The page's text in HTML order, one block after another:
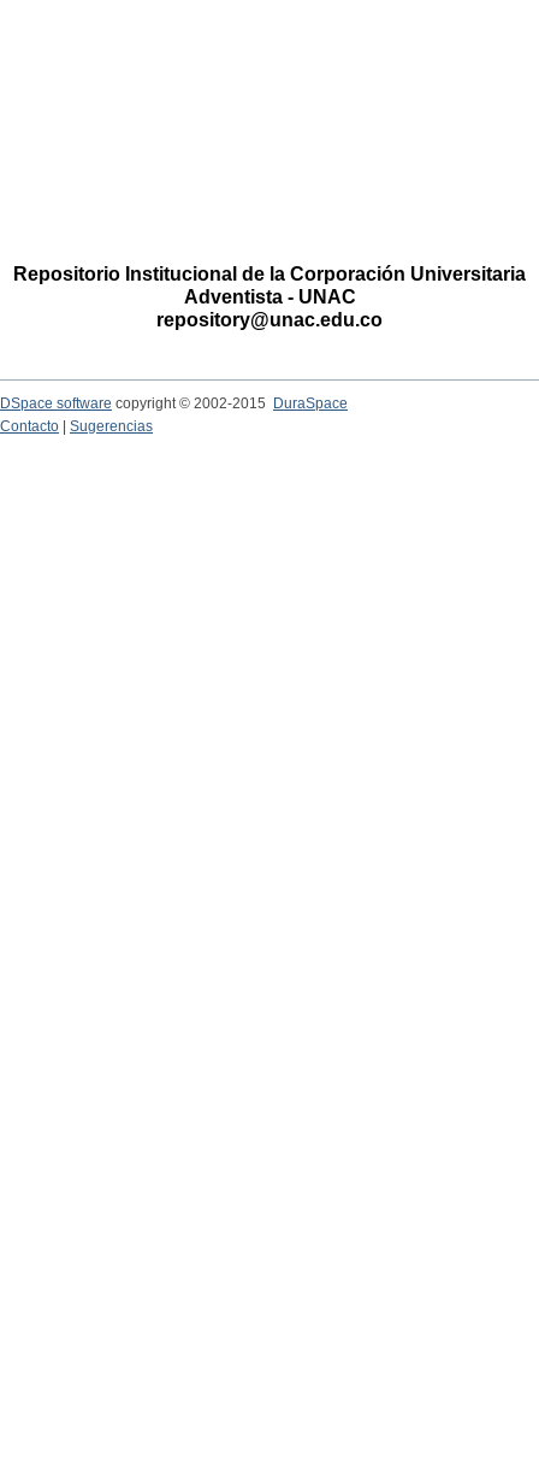
Repositorio Institucional de la Corporación Universitaria
Adventista - UNAC
repository@unac.edu.co
DSpace software copyright © 2002-2015
DuraSpace
Contacto
Sugerencias